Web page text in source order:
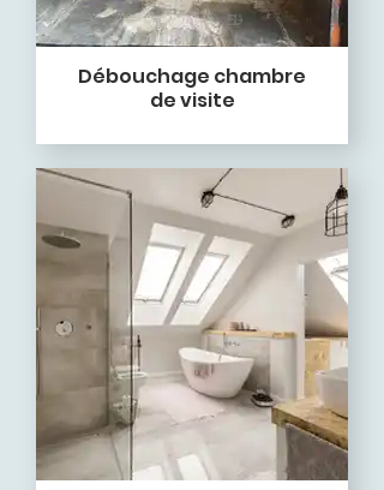
Débouchage chambre
de visite